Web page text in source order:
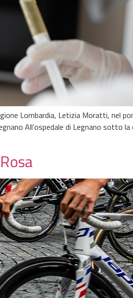
Lombardia, Letizia Moratti, nel
All’ospedale di Legnano sotto